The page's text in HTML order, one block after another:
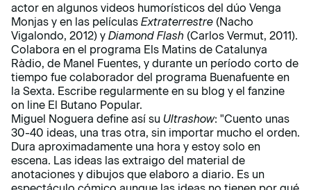
actor en algunos videos humorísticos del dúo Venga
Monjas y en las películas Extraterrestre (Nacho
Vigalondo, 2012) y Diamond Flash (Carlos Vermut, 2011).
Colabora en el programa Els Matins de Catalunya
Ràdio, de Manel Fuentes, y durante un período corto de
tiempo fue colaborador del programa Buenafuente en
la Sexta. Escribe regularmente en su blog y el fanzine
on line El Butano Popular.
Miguel Noguera define así su Ultrashow: "Cuento unas
30-40 ideas, una tras otra, sin importar mucho el orden.
Dura aproximadamente una hora y estoy solo en
escena. Las ideas las extraigo del material de
anotaciones y dibujos que elaboro a diario. Es un